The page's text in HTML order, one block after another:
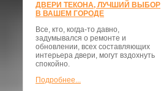
ДВЕРИ ТЕКОНА, ЛУЧШИЙ ВЫБОР
В ВАШЕМ ГОРОДЕ
Все, кто, когда-то давно,
задумывался о ремонте и
обновлении, всех составляющих
интерьера двери, могут вздохнуть
спокойно.
Подробнее...